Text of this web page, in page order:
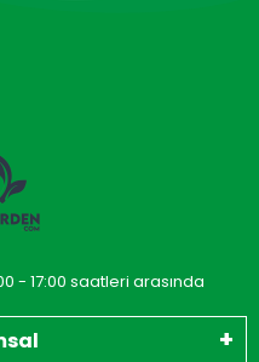
- 17:00 saatleri arasında